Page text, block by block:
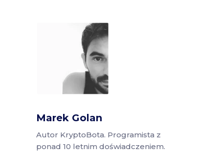
Marek Golan
Autor KryptoBota. Programista z
ponad 10 letnim doświadczeniem.